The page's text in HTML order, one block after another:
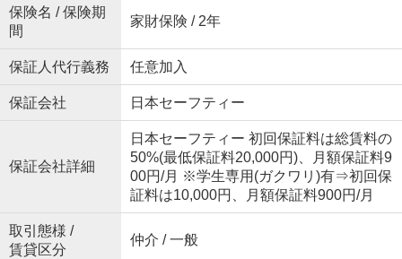
保険名 / 保険期
間
家財保険 / 2年
保証人代行義務 任意加入
保証会社 日本セーフティー
保証会社詳細
日本セーフティー 初回保証料は総賃料の
50%(最低保証料20,000円)、月額保証料9
00円/月 ※学生専用(ガクワリ)有⇒初回保
証料は10,000円、月額保証料900円/月
取引態様 /
賃貸区分
仲介 / 一般